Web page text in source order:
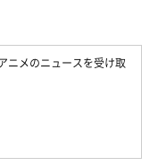
ニメのニュースを受け取